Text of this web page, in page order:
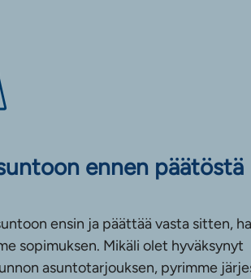
ennen päätöstä
ensin ja päättää vasta sitten,
sopimuksen. Mikäli olet hyväksynyt
asuntotarjouksen, pyrimme